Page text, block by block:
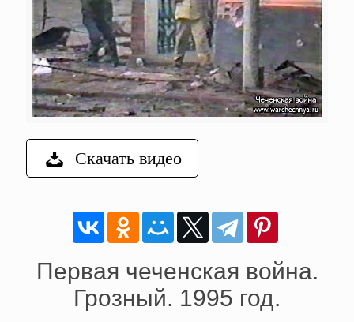
Скачать видео
Первая чеченская война.
Грозный. 1995 год.